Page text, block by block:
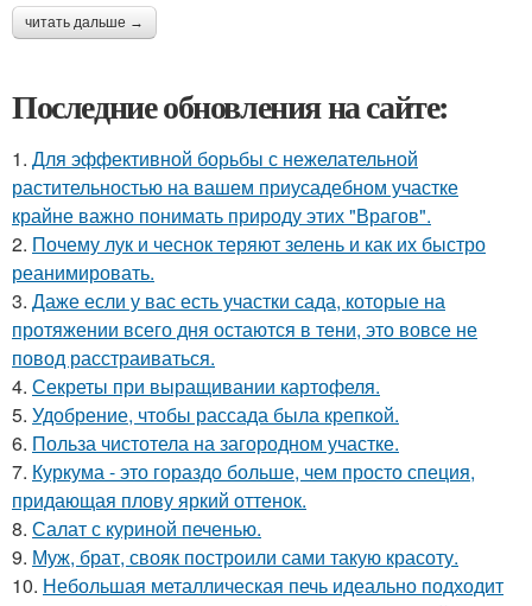
читать дальше →
Последние обновления на сайте:
1. Для эффективной борьбы с нежелательной
растительностью на вашем приусадебном участке
крайне важно понимать природу этих "Врагов".
2. Почему лук и чеснок теряют зелень и как их быстро
реанимировать.
3. Даже если у вас есть участки сада, которые на
протяжении всего дня остаются в тени, это вовсе не
повод расстраиваться.
4. Секреты при выращивании картофеля.
5. Удобрение, чтобы рассада была крепкoй.
6. Польза чистотела на загородном участке.
7. Куркума - это гораздо больше, чем просто специя,
придающая плову яркий оттенок.
8. Салат с куриной печенью.
9. Муж, брат, свояк построили сами такую красоту.
10. Небольшая металлическая печь идеально подходит